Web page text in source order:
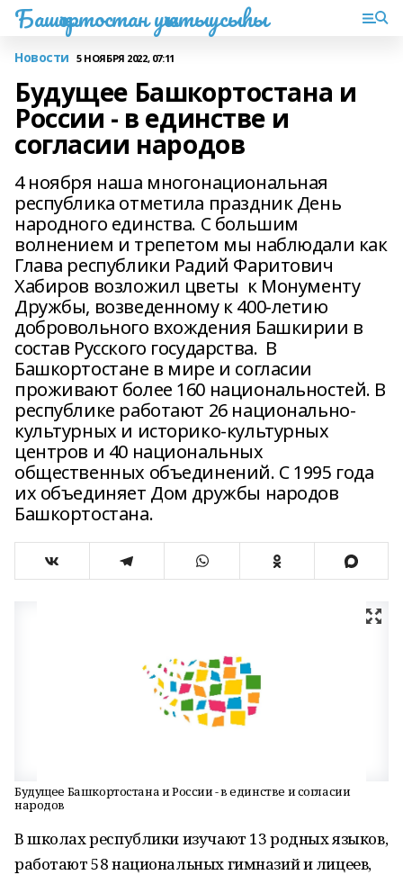
Башҡортостан уҡытыусыһы
Новости 5 НОЯБРЯ 2022, 07:11
Будущее Башкортостана и
России - в единстве и
согласии народов
4 ноября наша многонациональная
республика отметила праздник День
народного единства. С большим
волнением и трепетом мы наблюдали как
Глава республики Радий Фаритович
Хабиров возложил цветы к Монументу
Дружбы, возведенному к 400-летию
добровольного вхождения Башкирии в
состав Русского государства. В
Башкортостане в мире и согласии
проживают более 160 национальностей. В
республике работают 26 национально-
культурных и историко-культурных
центров и 40 национальных
общественных объединений. С 1995 года
их объединяет Дом дружбы народов
Башкортостана.
Будущее Башкортостана и России - в единстве и согласии
народов
В школах республики изучают 13 родных языков,
работают 58 национальных гимназий и лицеев,